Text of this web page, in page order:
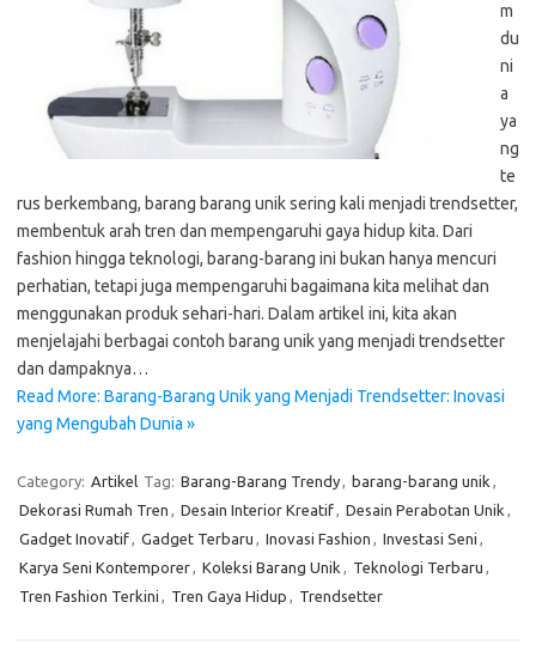
m
du
ni
a
ya
ng
te
rus berkembang, barang barang unik sering kali menjadi trendsetter,
membentuk arah tren dan mempengaruhi gaya hidup kita. Dari
fashion hingga teknologi, barang-barang ini bukan hanya mencuri
perhatian, tetapi juga mempengaruhi bagaimana kita melihat dan
menggunakan produk sehari-hari. Dalam artikel ini, kita akan
menjelajahi berbagai contoh barang unik yang menjadi trendsetter
dan dampaknya…
Read More: Barang-Barang Unik yang Menjadi Trendsetter: Inovasi
yang Mengubah Dunia »
Category: Artikel Tag: Barang-Barang Trendy, barang-barang unik ,
Dekorasi Rumah Tren , Desain Interior Kreatif, Desain Perabotan Unik ,
Gadget Inovatif, Gadget Terbaru , Inovasi Fashion , Investasi Seni ,
Karya Seni Kontemporer, Koleksi Barang Unik , Teknologi Terbaru ,
Tren Fashion Terkini , Tren Gaya Hidup , Trendsetter